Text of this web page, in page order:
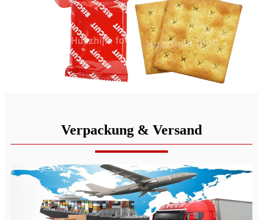
Verpackung & Versand